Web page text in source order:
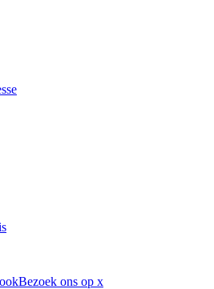
Bezoek ons op x